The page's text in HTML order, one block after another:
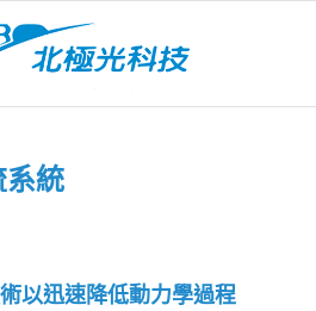
系統
以迅速降低動力學過程